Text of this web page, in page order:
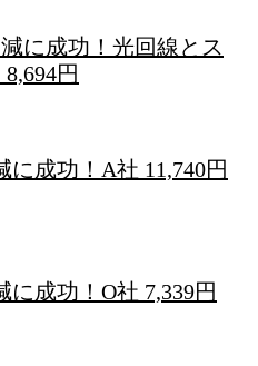
に成功！光回線とス
円
に成功！A社 11,740円
に成功！O社 7,339円